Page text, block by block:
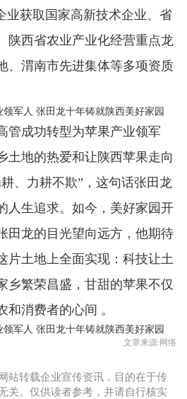
业获取国家高新技术企业、省
陕西省农业产业化经营重点龙
、渭南市先进集体等多项资质
管成功转型为苹果产业领军
土地的热爱和让陕西苹果走向
、力耕不欺”，这句话张田龙
人生追求。如今，美好家园开
田龙的目光望向远方，他期待
片土地上全面实现：科技让土
乡繁荣昌盛，甘甜的苹果不仅
消费者的心间 。
文章来源:网络
站转载企业宣传资讯，目的在于传
关。仅供读者参考，并请自行核实